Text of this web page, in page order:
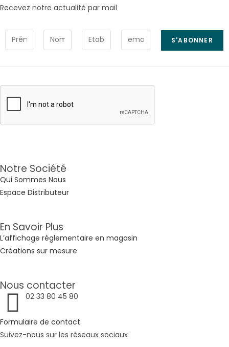
Recevez notre actualité par mail
Notre Société
Qui Sommes Nous
Espace Distributeur
En Savoir Plus
L’affichage réglementaire en magasin
Créations sur mesure
Nous contacter
02 33 80 45 80
Formulaire de contact
Suivez-nous sur les réseaux sociaux